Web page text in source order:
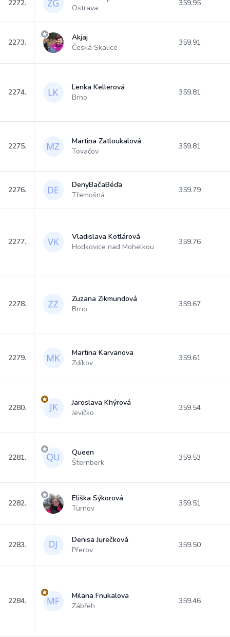
2272.
Ostrava
359.95
2273.
Akjaj
Česká Skalice
359.91
2274.
Lenka Kellerová
Brno
359.81
2275.
Martina Zatloukalová
Tovačov
359.81
2276.
DenyBačaBéďa
Třemošná
359.79
2277.
Vladislava Kotlárová
Hodkovice nad Mohelkou
359.76
2278.
Zuzana Zikmundová
Brno
359.67
2279.
Martina Karvanova
Zdíkov
359.61
2280.
Jaroslava Khýrová
Jevíčko
359.54
2281.
Queen
Šternberk
359.53
2282.
Eliška Sýkorová
Turnov
359.51
2283.
Denisa Jurečková
Přerov
359.50
2284.
Milana Fnukalova
Zábřeh
359.46